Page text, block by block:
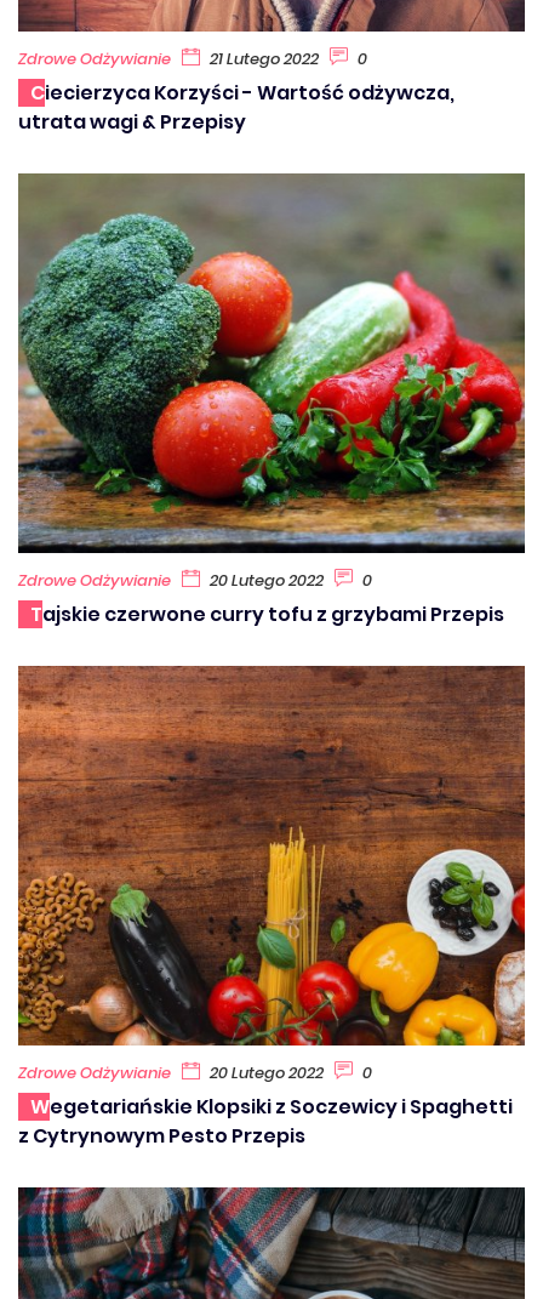
Zdrowe Odżywianie 21 Lutego 2022 0
Ciecierzyca Korzyści - Wartość odżywcza,
utrata wagi & Przepisy
Zdrowe Odżywianie 20 Lutego 2022 0
Tajskie czerwone curry tofu z grzybami Przepis
Zdrowe Odżywianie 20 Lutego 2022 0
Wegetariańskie Klopsiki z Soczewicy i Spaghetti
z Cytrynowym Pesto Przepis